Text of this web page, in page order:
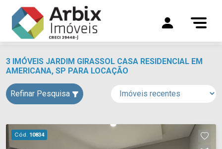
3 IMÓVEIS JARDIM GIRASSOL CASA RESIDENCIAL EM
AMERICANA, SP PARA LOCAÇÃO
Refinar Pesquisa
Cód. 10834